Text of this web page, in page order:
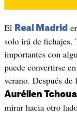
El Real Madrid
solo irá de fichajes.
importantes con
puede convertirse
verano. Después
Aurélien
mirar hacia otro